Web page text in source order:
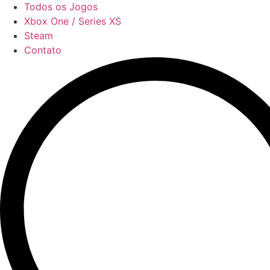
Todos os Jogos
Xbox One / Series XS
Steam
Contato